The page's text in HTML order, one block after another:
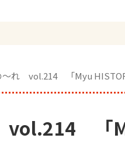
～れ vol.214 「Myu
vol.214 「